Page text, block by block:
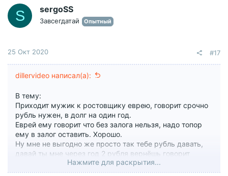
и
и
:
S sergoSS
Завсегдатай Опытный
25 Окт 2020 #17
dillervideo написал(а):
В тему:
Приходит мужик к ростовщику еврею, говорит срочно
рубль нужен, в долг на один год.
Еврей ему говорит что без залога нельзя, надо топор
ему в залог оставить. Хорошо.
Ну мне не выгодно же просто так тебе рубль давать,
давай ты мне через год 2 рубля вернёшь говорит
ростовщик, ладно соглАсилиса мужик.
Получил мужик рубль, подписал все бумаги, собрался
Нажмите для раскрытия...